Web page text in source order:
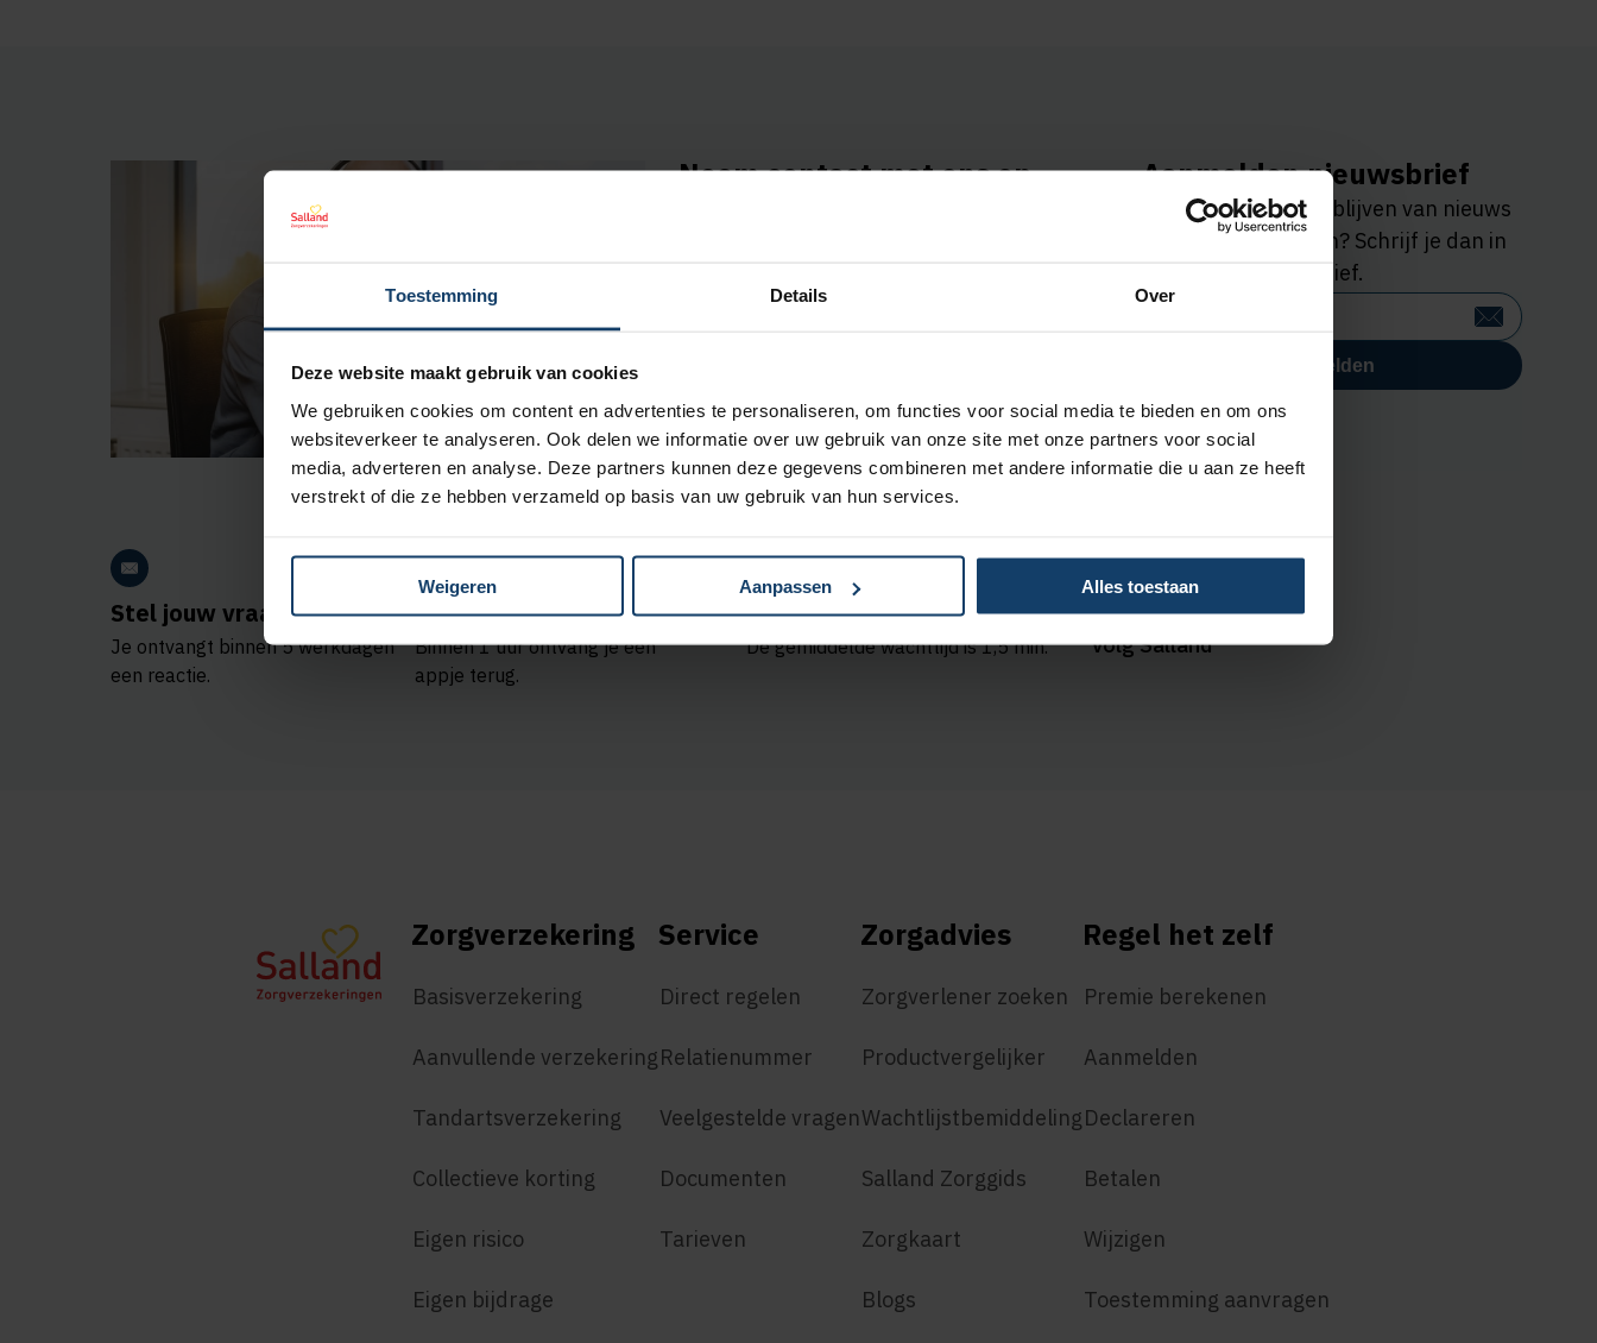
Toestemming Details Over
Deze website maakt gebruik van cookies
We gebruiken cookies om content en advertenties te personaliseren, om functies voor social media te bieden en om ons
websiteverkeer te analyseren. Ook delen we informatie over uw gebruik van onze site met onze partners voor social
media, adverteren en analyse. Deze partners kunnen deze gegevens combineren met andere informatie die u aan ze heeft
verstrekt of die ze hebben verzameld op basis van uw gebruik van hun services.
Weigeren Aanpassen Alles toestaan
Neem contact met ons op
KPN Teletolk
Bekijk de contactmogelijkheden voor
zorgaanbieders.
Aanmelden nieuwsbrief
Wil je op de hoogte blijven van nieuws
en leuke activiteiten? Schrijf je dan in
voor onze nieuwsbrief.
Stel jouw vraag
Je ontvangt binnen 5 werkdagen
een reactie.
App naar 06 86 87 98 27
Binnen 1 uur ontvang je een
appje terug.
Bel naar (0570) 68 74 84
De gemiddelde wachttijd is 1,5 min.
Volg Salland
Volg Salland
Zorgverzekering
Basisverzekering
Aanvullende verzekering
Tandartsverzekering
Collectieve korting
Eigen risico
Eigen bijdrage
Service
Direct regelen
Relatienummer
Veelgestelde vragen
Documenten
Tarieven
Zorgadvies
Zorgverlener zoeken
Productvergelijker
Wachtlijstbemiddeling
Salland Zorggids
Zorgkaart
Blogs
Regel het zelf
Premie berekenen
Aanmelden
Declareren
Betalen
Wijzigen
Toestemming aanvragen